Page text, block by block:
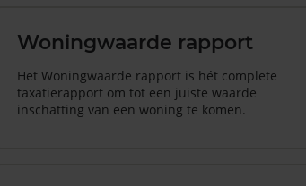
Woningwaarde rapport
Het Woningwaarde rapport is hét complete
taxatierapport om tot een juiste waarde
inschatting van een woning te komen.